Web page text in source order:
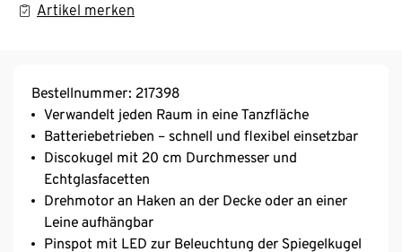
Artikel merken
Bestellnummer: 217398
Verwandelt jeden Raum in eine Tanzfläche
Batteriebetrieben – schnell und flexibel einsetzbar
Discokugel mit 20 cm Durchmesser und
Echtglasfacetten
Drehmotor an Haken an der Decke oder an einer
Leine aufhängbar
Pinspot mit LED zur Beleuchtung der Spiegelkugel